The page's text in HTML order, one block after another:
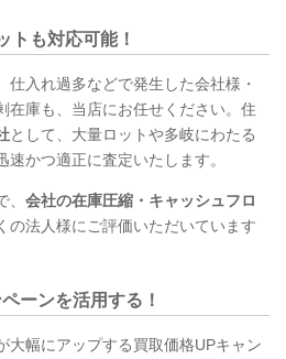
トも対応可能！
入れ過多などで発生した会社様・
在庫も、当店にお任せください。住
として、大量ロットや多岐にわたる
かつ適正に査定いたします。
会社の在庫圧縮・キャッシュフロ
の法人様にご評価いただいています
ーンを活用する！
大幅にアップする買取価格UPキャン